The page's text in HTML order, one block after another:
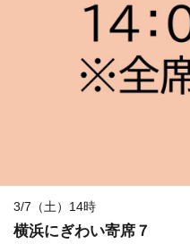
3/7（土）14時
横浜にぎわい寄席７